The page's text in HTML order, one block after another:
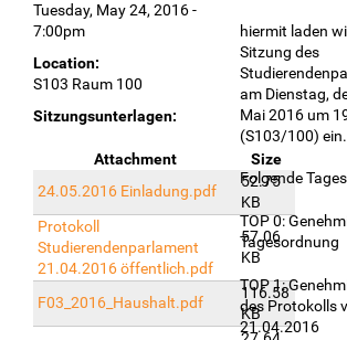
Tuesday, May 24, 2016 -
7:00pm
Location:
S103 Raum 100
Sitzungsunterlagen:
Attachment
Size
24.05.2016 Einladung.pdf
52.75
KB
Protokoll
Studierendenparlament
21.04.2016 öffentlich.pdf
57.06
KB
F03_2016_Haushalt.pdf
116.58
KB
hiermit laden
Sitzung des
am Dienstag,
Mai 2016 um
(S103/100) ein.
Folgende
TOP 0:
Tagesordnung
TOP 1:
des Protokolls
21.04.2016